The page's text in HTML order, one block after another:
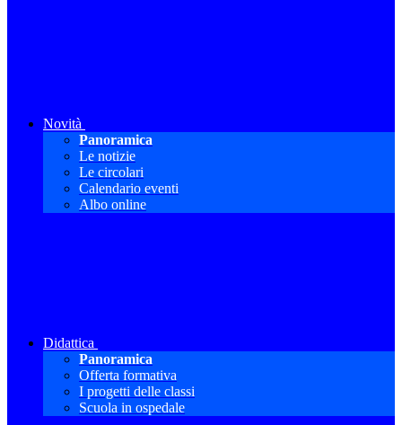
Novità
Panoramica
Le notizie
Le circolari
Calendario eventi
Albo online
Didattica
Panoramica
Offerta formativa
I progetti delle classi
Scuola in ospedale